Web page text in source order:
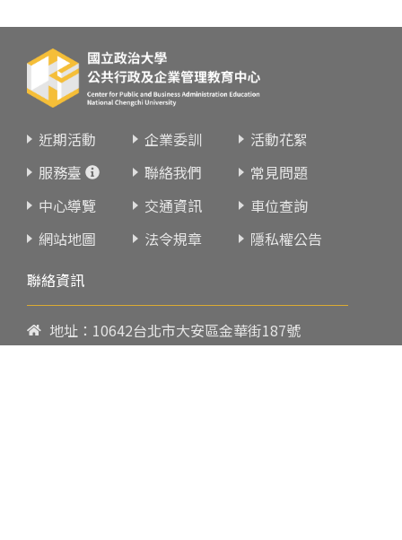
近期活動 企業委訓
活動花絮
服務臺
聯絡我們
常見問題
中心導覽
交通資訊
車位查詢
網站地圖
法令規章
隱私權公告
聯絡資訊
地址：10642台北市大安區金華街187號